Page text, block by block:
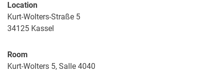
Location
Kurt-Wolters-Straße 5
34125 Kassel
Room
Kurt-Wolters 5, Salle 4040